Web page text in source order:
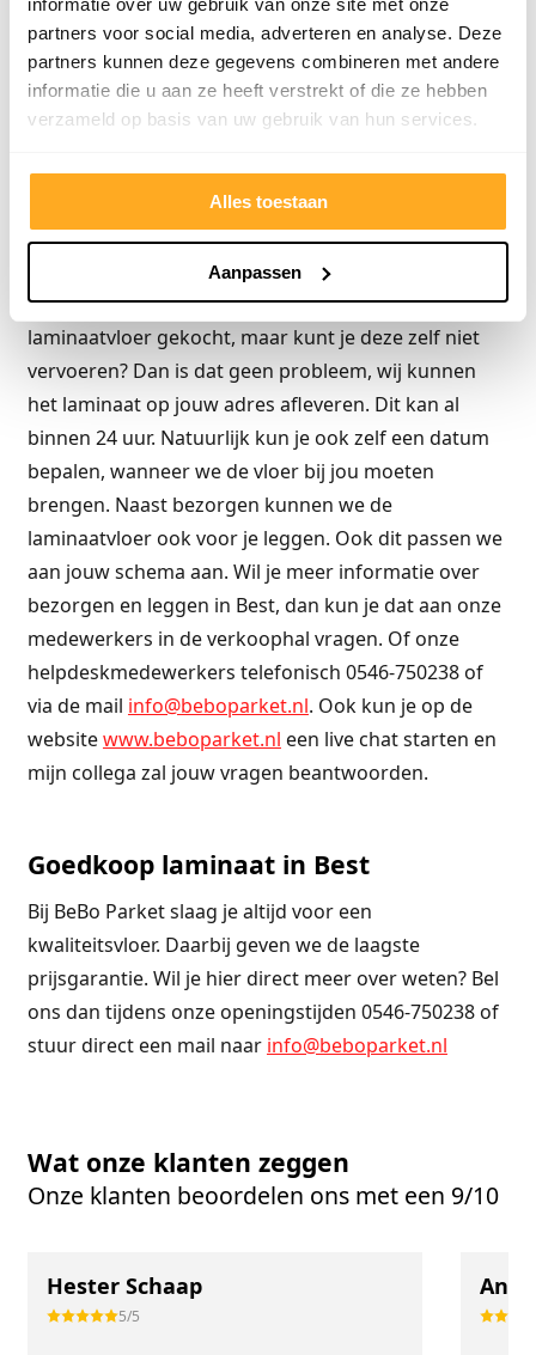
partners voor social media, adverteren en analyse. Deze
partners kunnen deze gegevens combineren met andere
informatie die u aan ze heeft verstrekt of die ze hebben
verzameld op basis van uw gebruik van hun services.
Alles toestaan
Aanpassen
wel een laminaat dat past bij jouw interieur en
woning in Best. Naast laminaat verkopen we ook alle
benodigde randartikelen zoals, ondervloeren en
plinten. Ook hebben we onderhoudsproducten te
De bezorg- en legservice
Kom je uit Best en heb je bij ons een mooie
laminaatvloer gekocht, maar kunt je deze zelf niet
vervoeren? Dan is dat geen probleem, wij kunnen
het laminaat op jouw adres afleveren. Dit kan al
binnen 24 uur. Natuurlijk kun je ook zelf een datum
bepalen, wanneer we de vloer bij jou moeten
brengen. Naast bezorgen kunnen we de
laminaatvloer ook voor je leggen. Ook dit passen we
aan jouw schema aan. Wil je meer informatie over
bezorgen en leggen in Best, dan kun je dat aan onze
medewerkers in de verkoophal vragen. Of onze
helpdeskmedewerkers telefonisch 0546-750238 of
via de mail info@beboparket.nl. Ook kun je op de
websitewww.beboparket.nl een live chat starten en
mijn collega zal jouw vragen beantwoorden.
Goedkoop laminaat in Best
Bij BeBo Parket slaag je altijd voor een
kwaliteitsvloer. Daarbij geven we de laagste
prijsgarantie. Wil je hier direct meer over weten? Bel
ons dan tijdens onze openingstijden 0546-750238 of
stuur direct een mail naar info@beboparket.nl
Wat onze klanten zeggen
Onze klanten beoordelen ons met een 9/10
Hester Schaap
5/5